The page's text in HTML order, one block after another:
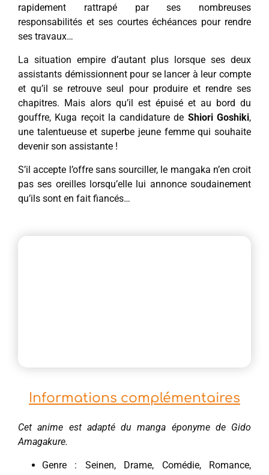
rapidement rattrapé par ses nombreuses
responsabilités et ses courtes échéances pour rendre
ses travaux…
La situation empire d’autant plus lorsque ses deux
assistants démissionnent pour se lancer à leur compte
et qu’il se retrouve seul pour produire et rendre ses
chapitres. Mais alors qu’il est épuisé et au bord du
gouffre, Kuga reçoit la candidature de Shiori Goshiki,
une talentueuse et superbe jeune femme qui souhaite
devenir son assistante !
S’il accepte l’offre sans sourciller, le mangaka n’en croit
pas ses oreilles lorsqu’elle lui annonce soudainement
qu’ils sont en fait fiancés…
Informations complémentaires
Cet anime est adapté du manga éponyme de Gido
Amagakure.
Genre : Seinen, Drame, Comédie, Romance,